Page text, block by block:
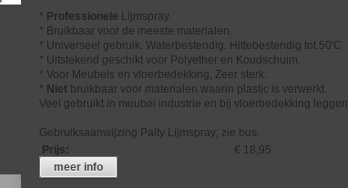
* Professionele Lijmspray.
* Bruikbaar voor de meeste materialen.
* Universeel gebruik. Waterbestendig. Hittebestendig tot 50'C
* Uitstekend geschikt voor Polyether en Koudschuim.
* Voor Meubels en vloerbedekking, Zeer sterk.
* Niet bruikbaar voor materialen waarin plastic is verwerkt.
Veel gebruikt in meubel industrie en bij vloerbedekking leggen.
Gebruiksaanwijzing Palty Lijmspray; zie bus.
Prijs:
€ 18,95
meer info